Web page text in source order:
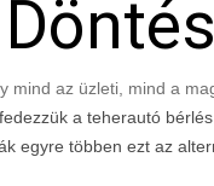
mind az üzleti, mind a
a teherautó
egyre többen ezt az